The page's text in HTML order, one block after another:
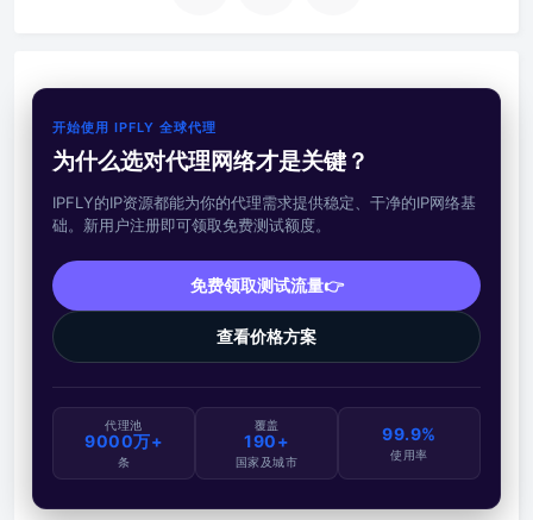
开始使用 IPFLY 全球代理
为什么选对代理网络才是关键？
IPFLY的IP资源都能为你的代理需求提供稳定、干净的IP网络基
础。新用户注册即可领取免费测试额度。
免费领取测试流量👉
查看价格方案
代理池
9000万+
条
覆盖
190+
国家及城市
99.9%
使用率